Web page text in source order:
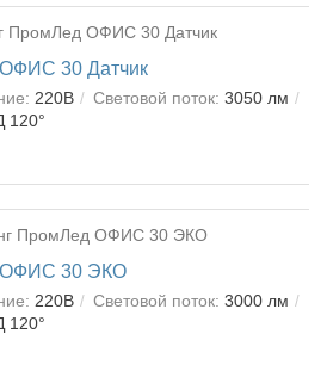
30 Датчик
220В Световой поток: 3050 лм
120°
ОФИС 30 ЭКО
220В Световой поток: 3000 лм
120°